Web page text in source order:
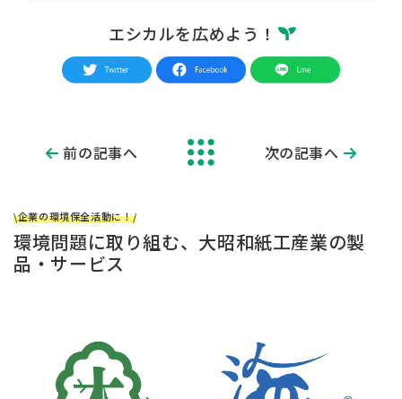
エシカルを広めよう！
前の記事へ 次の記事へ
\企業の環境保全活動に！/
環境問題に取り組む、大昭和紙工産業の製
品・サービス